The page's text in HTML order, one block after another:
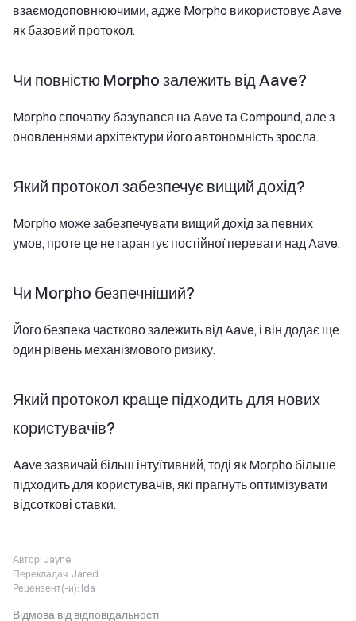
взаємодоповнюючими, адже Morpho використовує Aave
як базовий протокол.
Чи повністю Morpho залежить від Aave?
Morpho спочатку базувався на Aave та Compound, але з
оновленнями архітектури його автономність зросла.
Який протокол забезпечує вищий дохід?
Morpho може забезпечувати вищий дохід за певних
умов, проте це не гарантує постійної переваги над Aave.
Чи Morpho безпечніший?
Його безпека частково залежить від Aave, і він додає ще
один рівень механізмового ризику.
Який протокол краще підходить для нових
користувачів?
Aave зазвичай більш інтуїтивний, тоді як Morpho більше
підходить для користувачів, які прагнуть оптимізувати
відсоткові ставки.
Автор: Jayne
Перекладач: Jared
Рецензент(-и): Ida
Відмова від відповідальності